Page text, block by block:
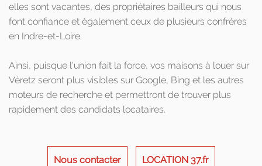
elles sont vacantes, des propriétaires bailleurs qui nous
font confiance et également ceux de plusieurs confrères
en Indre-et-Loire.
Ainsi, puisque l'union fait la force, vos maisons à louer sur
Véretz seront plus visibles sur Google, Bing et les autres
moteurs de recherche et permettront de trouver plus
rapidement des candidats locataires.
Nous contacter LOCATION 37.fr